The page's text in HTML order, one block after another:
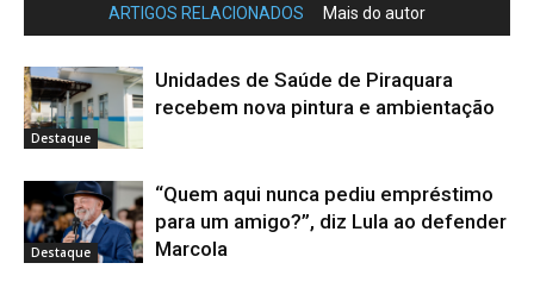
ARTIGOS RELACIONADOS Mais do autor
Destaque
Unidades de Saúde de Piraquara
recebem nova pintura e ambientação
Destaque
“Quem aqui nunca pediu empréstimo
para um amigo?”, diz Lula ao defender
Marcola